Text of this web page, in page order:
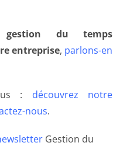
du temps
entreprise, parlons-en
: découvrez notre
nous.
Gestion du